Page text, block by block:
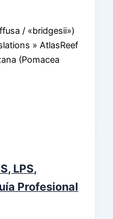
/ «bridgesii»)
» AtlasReef
(Pomacea
LPS,
Profesional